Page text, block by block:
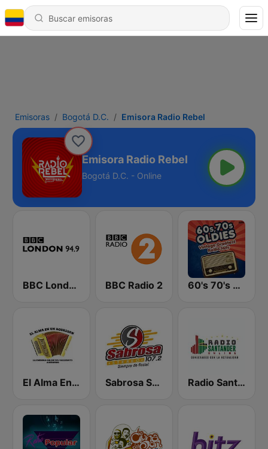
Emisoras Bogotá D.C. Emisora Radio Rebel
Emisora Radio Rebel
Bogotá D.C. - Online
BBC London BBC Radio 2 60's 70's Oldies
El Alma En Un Acordeon Emisora Sabrosa Stereo Radio Santander Online